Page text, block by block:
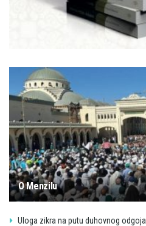
O Menzilu
Uloga zikra na putu duhovnog odgoja